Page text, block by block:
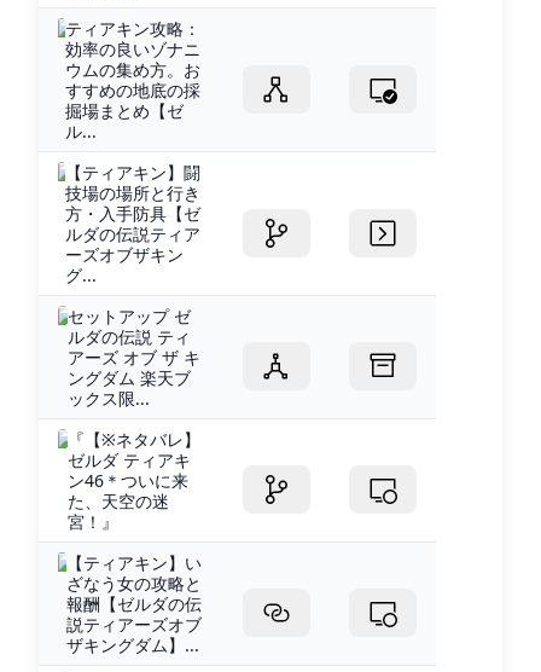
ティアキン攻略：
効率の良いゾナニ
ウムの集め方。お
すすめの地底の採
掘場まとめ【ゼ
ル...
【ティアキン】闘
技場の場所と行き
方・入手防具【ゼ
ルダの伝説ティア
ーズオブザキン
グ...
セットアップ ゼ
ルダの伝説 ティ
アーズ オブ ザ キ
ングダム 楽天ブ
ックス限...
『【※ネタバレ】
ゼルダ ティアキ
ン46＊ついに来
た、天空の迷
宮！』
【ティアキン】い
ざなう女の攻略と
報酬【ゼルダの伝
説ティアーズオブ
ザキングダム】...